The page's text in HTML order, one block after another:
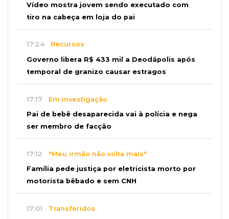
Vídeo mostra jovem sendo executado com
tiro na cabeça em loja do pai
17:24 Recursos
Governo libera R$ 433 mil a Deodápolis após
temporal de granizo causar estragos
17:17 Em investigação
Pai de bebê desaparecida vai à polícia e nega
ser membro de facção
17:12 "Meu irmão não volta mais"
Família pede justiça por eletricista morto por
motorista bêbado e sem CNH
17:01 Transferidos